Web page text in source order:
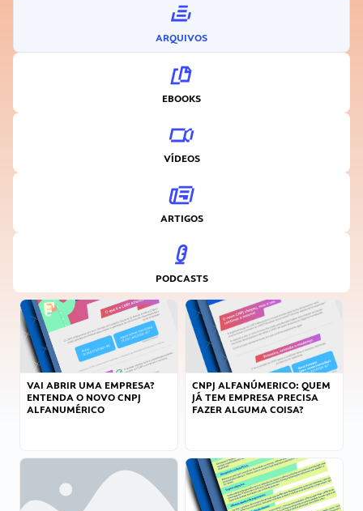
ARQUIVOS
EBOOKS
VÍDEOS
ARTIGOS
PODCASTS
VAI ABRIR UMA EMPRESA?
ENTENDA O NOVO CNPJ
ALFANUMÉRICO
CNPJ ALFANÚMERICO: QUEM
JÁ TEM EMPRESA PRECISA
FAZER ALGUMA COISA?